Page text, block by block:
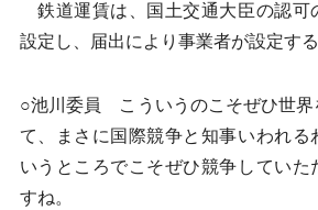
鉄道運賃は、国土交通大臣の認可
設定し、届出により事業者が設定す
○池川委員 こういうのこそぜひ世界
て、まさに国際競争と知事いわれる
いうところでこそぜひ競争していた
すね。